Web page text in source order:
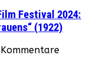
Festival 2024:
(1922)
Kommentare